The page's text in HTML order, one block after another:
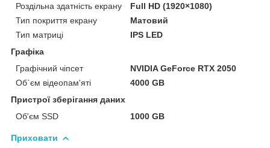
Роздільна здатність екрану
Full HD (1920×1080)
Тип покриття екрану
Матовий
Тип матриці
IPS LED
Графіка
Графічний чіпсет
NVIDIA GeForce RTX 2050
Об`єм відеопам'яті
4000 GB
Пристрої зберігання даних
Об'єм SSD
1000 GB
Приховати